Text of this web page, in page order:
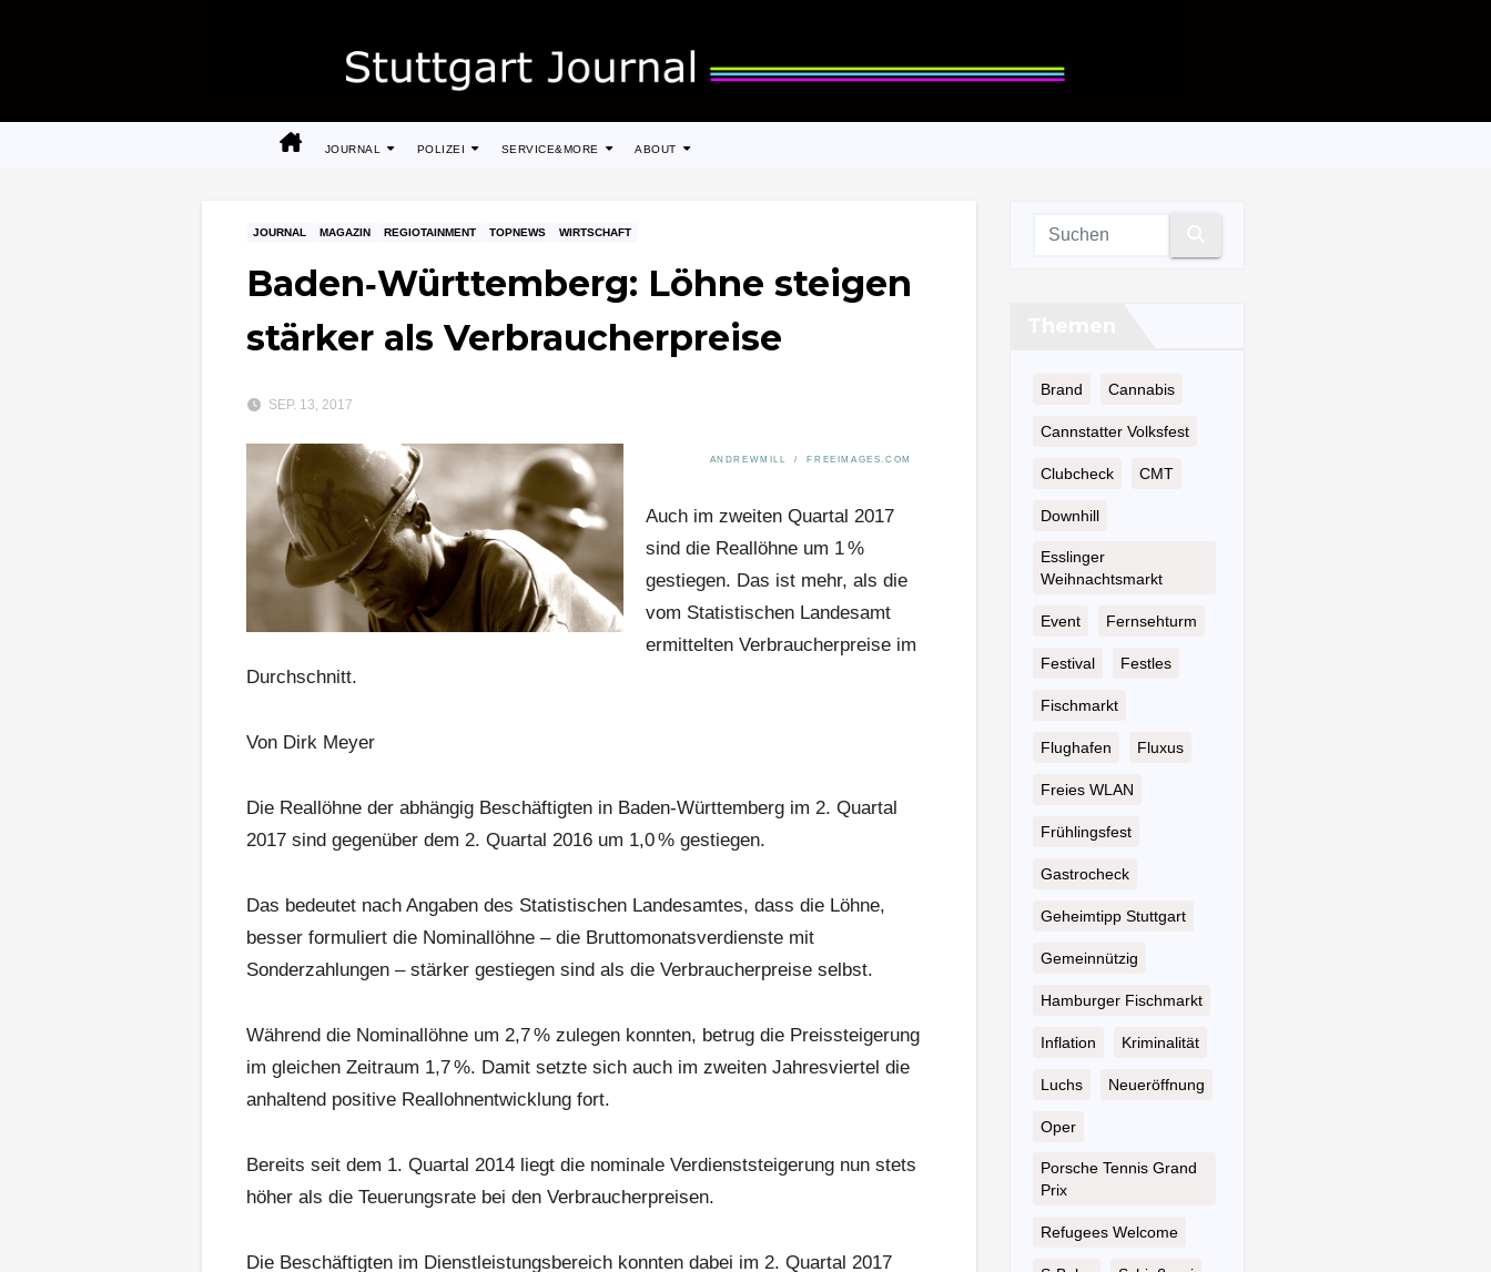
JOURNAL POLIZEI SERVICE&MORE ABOUT
JOURNAL MAGAZIN REGIOTAINMENT TOPNEWS WIRTSCHAFT
Baden‑Württemberg: Löhne steigen
stärker als Verbraucherpreise
SEP. 13, 2017
ANDREWMILL / FREEIMAGES.COM
Auch im zweiten Quartal 2017
sind die Reallöhne um 1 %
gestiegen. Das ist mehr, als die
vom Statistischen Landesamt
ermittelten Verbraucherpreise im
Durchschnitt.
Von Dirk Meyer
Die Reallöhne der abhängig Beschäftigten in Baden‑Württemberg im 2. Quartal
2017 sind gegenüber dem 2. Quartal 2016 um 1,0 % gestiegen.
Das bedeutet nach Angaben des Statistischen Landesamtes, dass die Löhne,
besser formuliert die Nominallöhne – die Bruttomonatsverdienste mit
Sonderzahlungen – stärker gestiegen sind als die Verbraucherpreise selbst.
Während die Nominallöhne um 2,7 % zulegen konnten, betrug die Preissteigerung
im gleichen Zeitraum 1,7 %. Damit setzte sich auch im zweiten Jahresviertel die
anhaltend positive Reallohnentwicklung fort.
Bereits seit dem 1. Quartal 2014 liegt die nominale Verdienststeigerung nun stets
höher als die Teuerungsrate bei den Verbraucherpreisen.
Die Beschäftigten im Dienstleistungsbereich konnten dabei im 2. Quartal 2017
Brand Cannabis
Cannstatter Volksfest
Clubcheck CMT
Downhill
Esslinger
Weihnachtsmarkt
Event Fernsehturm
Festival Festles
Fischmarkt
Flughafen Fluxus
Freies WLAN
Frühlingsfest
Gastrocheck
Geheimtipp Stuttgart
Gemeinnützig
Hamburger Fischmarkt
Inflation Kriminalität
Luchs Neueröffnung
Oper
Porsche Tennis Grand
Prix
Refugees Welcome